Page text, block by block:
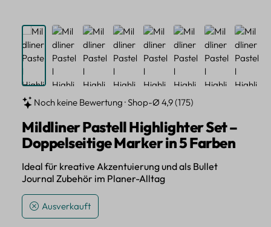
Noch keine Bewertung · Shop-Ø 4,9 (175)
Mildliner Pastell Highlighter Set –
Doppelseitige Marker in 5 Farben
Ideal für kreative Akzentuierung und als Bullet
Journal Zubehör im Planer-Alltag
Ausverkauft